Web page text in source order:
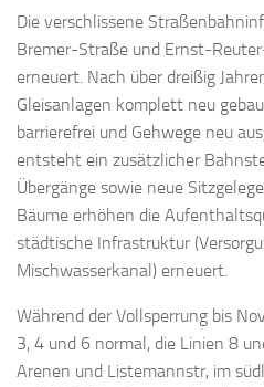
Die verschlissene
Bremer-Straße und Ernst-
erneuert. Nach über dreißig
Gleisanlagen komplett neu
barrierefrei und Gehwege neu
entsteht ein zusätzlicher
Übergänge sowie neue
Bäume erhöhen die
städtische Infrastruktur
Mischwasserkanal) erneuert.
Während der Vollsperrung bis
3, 4 und 6 normal, die Linien 8
Arenen und Listemannstr, im